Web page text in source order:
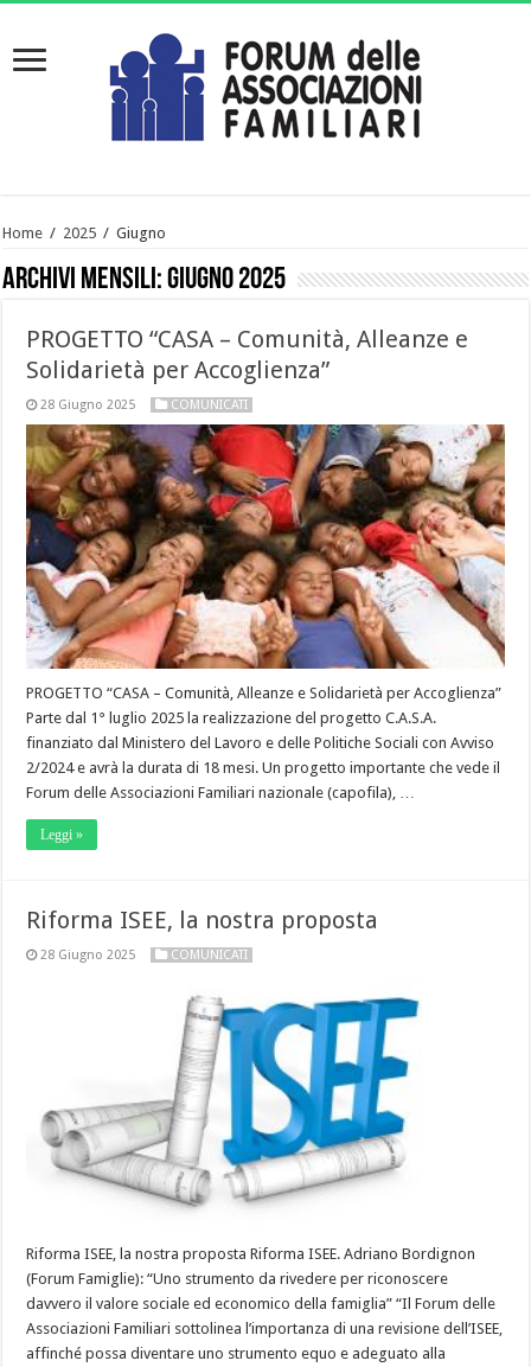
Home / 2025 / Giugno
Archivi mensili:Giugno 2025
PROGETTO “CASA – Comunità, Alleanze e
Solidarietà per Accoglienza”
28 Giugno 2025 COMUNICATI
PROGETTO “CASA – Comunità, Alleanze e Solidarietà per Accoglienza”
Parte dal 1° luglio 2025 la realizzazione del progetto C.A.S.A.
finanziato dal Ministero del Lavoro e delle Politiche Sociali con Avviso
2/2024 e avrà la durata di 18 mesi. Un progetto importante che vede il
Forum delle Associazioni Familiari nazionale (capofila), …
Leggi »
Riforma ISEE, la nostra proposta
28 Giugno 2025 COMUNICATI
Riforma ISEE, la nostra proposta Riforma ISEE. Adriano Bordignon
(Forum Famiglie): “Uno strumento da rivedere per riconoscere
davvero il valore sociale ed economico della famiglia” “Il Forum delle
Associazioni Familiari sottolinea l’importanza di una revisione dell’ISEE,
affinché possa diventare uno strumento equo e adeguato alla